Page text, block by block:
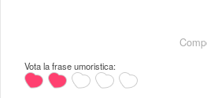
Vota la frase umoristica: